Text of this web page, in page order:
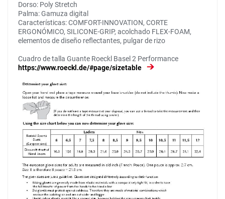
Dorso: Poly Stretch
Palma: Gamuza digital
Características: COMFORT-INNOVATION, CORTE
ERGONÓMICO, SILICONE-GRIP, acolchado FLEX-FOAM,
elementos de diseño reflectantes, pulgar de rizo
Cuadro de talla Guante Roeckl Basel 2 Performance
https://www.roeckl.de/#page/sizetable